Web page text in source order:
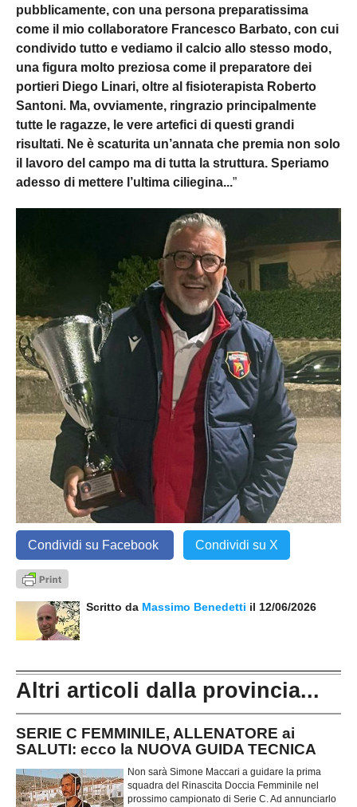
pubblicamente, con una persona preparatissima
come il mio collaboratore Francesco Barbato, con cui
condivido tutto e vediamo il calcio allo stesso modo,
una figura molto preziosa come il preparatore dei
portieri Diego Linari, oltre al fisioterapista Roberto
Santoni. Ma, ovviamente, ringrazio principalmente
tutte le ragazze, le vere artefici di questi grandi
risultati. Ne è scaturita un’annata che premia non solo
il lavoro del campo ma di tutta la struttura. Speriamo
adesso di mettere l’ultima ciliegina...”
Condividi su Facebook Condividi su X
Scritto da Massimo Benedetti il 12/06/2026
Altri articoli dalla provincia...
SERIE C FEMMINILE, ALLENATORE ai
SALUTI: ecco la NUOVA GUIDA TECNICA
Non sarà Simone Maccari a guidare la prima
squadra del Rinascita Doccia Femminile nel
prossimo campionato di Serie C. Ad annunciarlo